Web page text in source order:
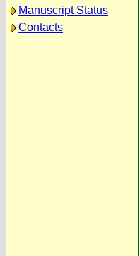
Manuscript Status
Contacts